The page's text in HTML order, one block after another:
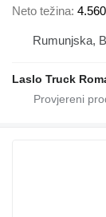
Neto težina
Rumunjska,
Laslo Truck